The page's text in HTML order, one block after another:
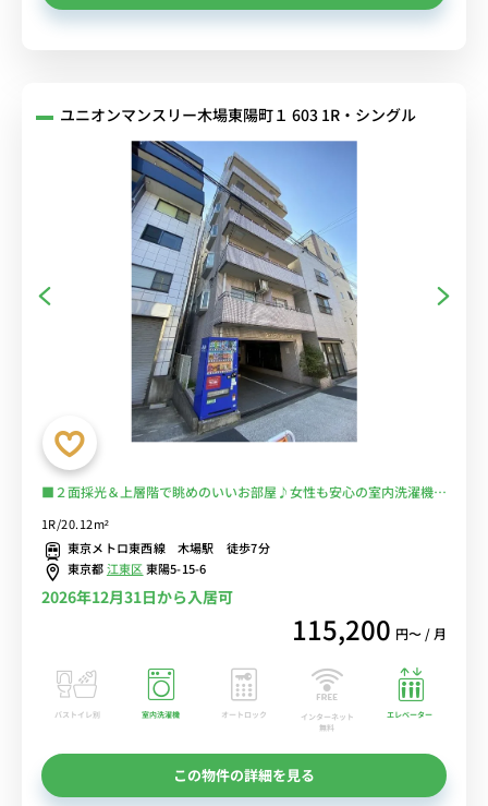
ユニオンマンスリー木場東陽町１ 603 1R・シングル
■２面採光＆上層階で眺めのいいお部屋♪女性も安心の室内洗濯機♪
ぷり収納♪■大手町、日本橋、西船橋まで乗換なしでアクセス可能/
休日は木場公園でのんびり過ごすのもおすすめ■選べるWi-Fi格安レ
ンタル中！
1R/20.12m²
東京メトロ東西線 木場駅 徒歩7分
東京都江東区東陽5-15-6
2026年12月31日から入居可
115,200 円〜 / 月
バストイレ別 室内洗濯機 オートロック
インターネット
無料
エレベーター
この物件の詳細を見る